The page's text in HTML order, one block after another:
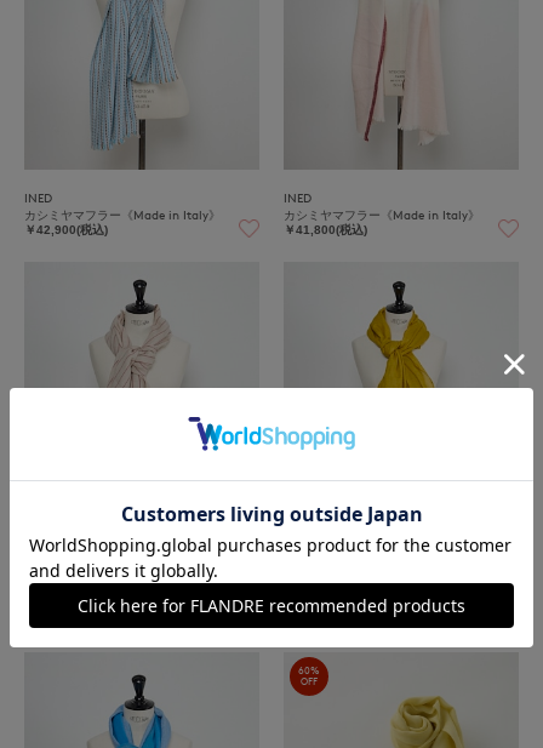
INED
カシミヤマフラー《Made in Italy》
￥42,900(税込)
INED
カシミヤマフラー《Made in Italy》
￥41,800(税込)
INED
カシミヤマフラー《Made in Italy》
￥61,600(税込)
カシミヤマフラー《ARCA / Made in Ital
y》
60%
OFF